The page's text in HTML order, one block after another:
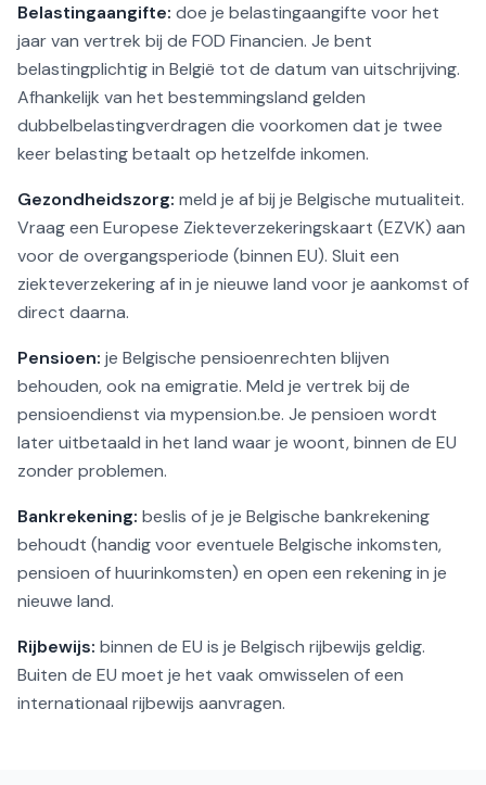
Belastingaangifte: doe je belastingaangifte voor het
jaar van vertrek bij de FOD Financien. Je bent
belastingplichtig in België tot de datum van uitschrijving.
Afhankelijk van het bestemmingsland gelden
dubbelbelastingverdragen die voorkomen dat je twee
keer belasting betaalt op hetzelfde inkomen.
Gezondheidszorg: meld je af bij je Belgische mutualiteit.
Vraag een Europese Ziekteverzekeringskaart (EZVK) aan
voor de overgangsperiode (binnen EU). Sluit een
ziekteverzekering af in je nieuwe land voor je aankomst of
direct daarna.
Pensioen: je Belgische pensioenrechten blijven
behouden, ook na emigratie. Meld je vertrek bij de
pensioendienst via mypension.be. Je pensioen wordt
later uitbetaald in het land waar je woont, binnen de EU
zonder problemen.
Bankrekening: beslis of je je Belgische bankrekening
behoudt (handig voor eventuele Belgische inkomsten,
pensioen of huurinkomsten) en open een rekening in je
nieuwe land.
Rijbewijs: binnen de EU is je Belgisch rijbewijs geldig.
Buiten de EU moet je het vaak omwisselen of een
internationaal rijbewijs aanvragen.